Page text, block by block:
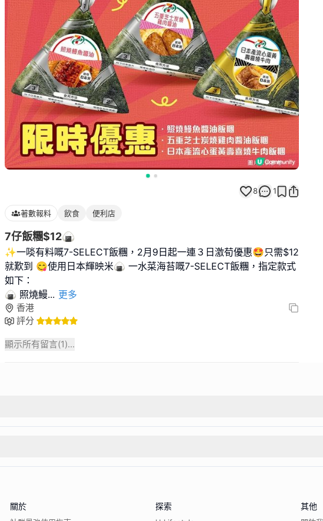
8 1
著數報料 飲食 便利店
7仔飯糰$12🍙
✨一啖有料嘅7-SELECT飯糰，2月9日起一連３日激荀優惠🤩只需$12
就歎到 😋使用日本輝映米🍙 一水菜海苔嘅7-SELECT飯糰，指定款式
如下：
🍙 照燒鰻... 更多
香港
評分
顯示所有留言(1)...
關於 探索 其他